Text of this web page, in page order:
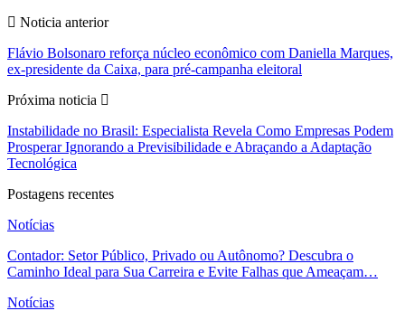
Noticia anterior
Flávio Bolsonaro reforça núcleo econômico com Daniella Marques,
ex-presidente da Caixa, para pré-campanha eleitoral
Próxima noticia
Instabilidade no Brasil: Especialista Revela Como Empresas Podem
Prosperar Ignorando a Previsibilidade e Abraçando a Adaptação
Tecnológica
Postagens recentes
Notícias
Contador: Setor Público, Privado ou Autônomo? Descubra o
Caminho Ideal para Sua Carreira e Evite Falhas que Ameaçam…
Notícias